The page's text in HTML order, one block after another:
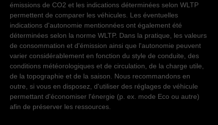
émissions de CO2 et les indications déterminées selon WLTP
permettent de comparer les véhicules. Les éventuelles
indications d'autonomie mentionnées ont également été
déterminées selon la norme WLTP. Dans la pratique, les valeurs
de consommation et d'émission ainsi que l'autonomie peuvent
varier considérablement en fonction du style de conduite, des
conditions météorologiques et de circulation, de la charge utile,
de la topographie et de la saison. Nous recommandons en
outre, si vous en disposez, d'utiliser des réglages de véhicule
permettant d'économiser l'énergie (p. ex. mode Eco ou autre)
afin de préserver les ressources.